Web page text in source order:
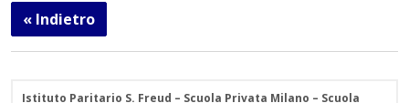
« Indietro
Istituto Paritario S. Freud – Scuola Privata Milano – Scuola